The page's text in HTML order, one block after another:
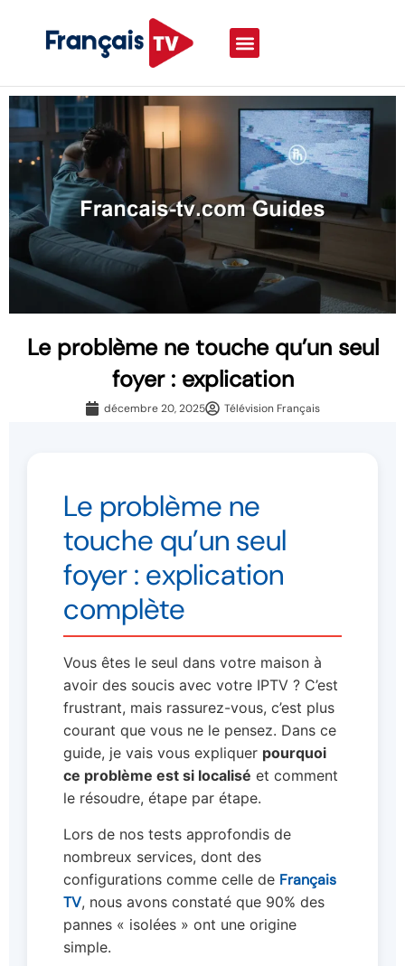
Le problème ne touche qu’un seul
foyer : explication
décembre 20, 2025 Télévision Français
Le problème ne
touche qu’un seul
foyer : explication
complète
Vous êtes le seul dans votre maison à
avoir des soucis avec votre IPTV ? C’est
frustrant, mais rassurez-vous, c’est plus
courant que vous ne le pensez. Dans ce
guide, je vais vous expliquer pourquoi
ce problème est si localisé et comment
le résoudre, étape par étape.
Lors de nos tests approfondis de
nombreux services, dont des
configurations comme celle de Français
TV, nous avons constaté que 90% des
pannes « isolées » ont une origine
simple.